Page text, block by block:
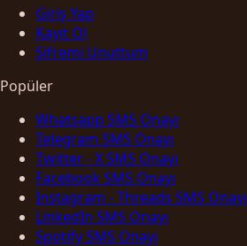
Giriş Yap
Kayıt Ol
Şifremi Unuttum
Popüler
Whatsapp SMS Onayı
Telegram SMS Onayı
Twitter - X SMS Onayı
Facebook SMS Onayı
Instagram - Threads SMS Onayı
LinkedIn SMS Onayı
Spotify SMS Onayı